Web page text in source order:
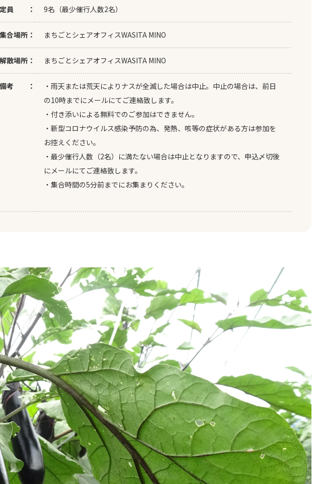
定員 ： 9名（最少催行人数2名）
集合場所： まちごとシェアオフィスWASITA MINO
解散場所： まちごとシェアオフィスWASITA MINO
備考 ：
・雨天または荒天によりナスが全滅した場合は中止。中止の場合は、前日
の10時までにメールにてご連絡致します。
・付き添いによる無料でのご参加はできません。
・新型コロナウイルス感染予防の為、発熱、咳等の症状がある方は参加を
お控えください。
・最少催行人数（2名）に満たない場合は中止となりますので、申込〆切後
にメールにてご連絡致します。
・集合時間の5分前までにお集まりください。